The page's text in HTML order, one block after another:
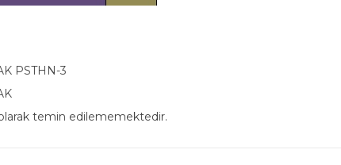
PSTHN-3
temin edilememektedir.